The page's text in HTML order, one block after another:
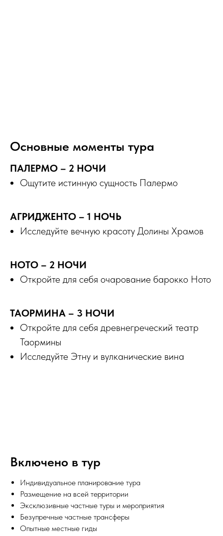
Основные моменты тура
ПАЛЕРМО – 2 НОЧИ
Ощутите истинную сущность Палермо
АГРИДЖЕНТО – 1 НОЧЬ
Исследуйте вечную красоту Долины Храмов
НОТО – 2 НОЧИ
Откройте для себя очарование барокко Ното
ТАОРМИНА – 3 НОЧИ
Откройте для себя древнегреческий театр
Таормины
Исследуйте Этну и вулканические вина
Включено в тур
Индивидуальное планирование тура
Размещение на всей территории
Эксклюзивные частные туры и мероприятия
Безупречные частные трансферы
Опытные местные гиды